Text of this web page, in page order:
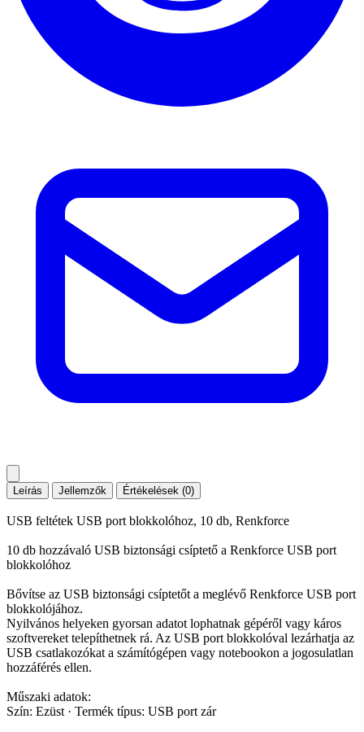
Leírás Jellemzők Értékelések (0)
USB feltétek USB port blokkolóhoz, 10 db, Renkforce
10 db hozzávaló USB biztonsági csíptető a Renkforce USB port
blokkolóhoz
Bővítse az USB biztonsági csíptetőt a meglévő Renkforce USB port
blokkolójához.
Nyilvános helyeken gyorsan adatot lophatnak gépéről vagy káros
szoftvereket telepíthetnek rá. Az USB port blokkolóval lezárhatja az
USB csatlakozókat a számítógépen vagy notebookon a jogosulatlan
hozzáférés ellen.
Műszaki adatok:
Szín: Ezüst · Termék típus: USB port zár